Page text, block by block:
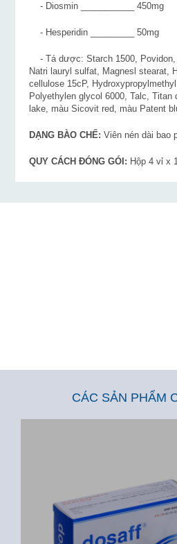
- Diosmin ___________ 450mg
- Hesperidin _________ 50mg
- Tá dược: Starch 1500, Povidon,
Natri lauryl sulfat, Magnesl stearat,
cellulose 15cP,
Polyethylen glycol 6000, Talc, Titan
lake, màu Sicovit red, màu Patent
DẠNG BÀO CHẾ:Viên nén dài bao
QUY CÁCH ĐÓNG GÓI: Hộp 4 vỉ x
CÁC SẢN PHẨM